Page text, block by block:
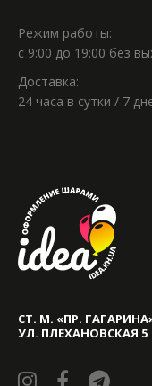
Режим работы:
с 9:00 до 19:00 без
Доставка:
24 часа в сутки / 7
СТ. М. «ПР.
УЛ. ПЛЕХАНОВСКАЯ 5